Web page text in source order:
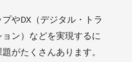
やDX（デジタル・トラ
ン）などを実現するに
がたくさんあります。